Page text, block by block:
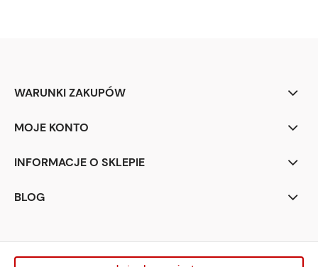
WARUNKI ZAKUPÓW
MOJE KONTO
INFORMACJE O SKLEPIE
BLOG